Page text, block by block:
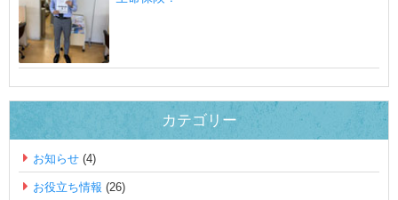
カテゴリー
お知らせ (4)
お役立ち情報 (26)